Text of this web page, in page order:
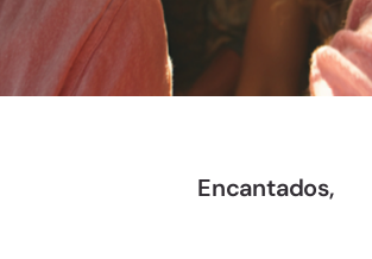
Encantados,